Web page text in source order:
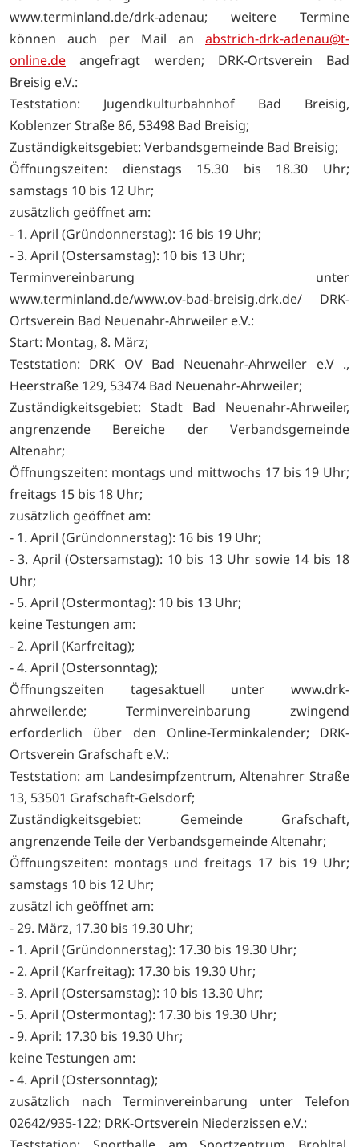
www.terminland.de/drk-adenau; weitere Termine
können auch per Mail an abstrich-drk-adenau@t-
online.de angefragt werden; DRK-Ortsverein Bad
Breisig e.V.:
Teststation: Jugendkulturbahnhof Bad Breisig,
Koblenzer Straße 86, 53498 Bad Breisig;
Zuständigkeitsgebiet: Verbandsgemeinde Bad Breisig;
Öffnungszeiten: dienstags 15.30 bis 18.30 Uhr;
samstags 10 bis 12 Uhr;
zusätzlich geöffnet am:
- 1. April (Gründonnerstag): 16 bis 19 Uhr;
- 3. April (Ostersamstag): 10 bis 13 Uhr;
Terminvereinbarung unter
www.terminland.de/www.ov-bad-breisig.drk.de/ DRK-
Ortsverein Bad Neuenahr-Ahrweiler e.V.:
Start: Montag, 8. März;
Teststation: DRK OV Bad Neuenahr-Ahrweiler e.V .,
Heerstraße 129, 53474 Bad Neuenahr-Ahrweiler;
Zuständigkeitsgebiet: Stadt Bad Neuenahr-Ahrweiler,
angrenzende Bereiche der Verbandsgemeinde
Altenahr;
Öffnungszeiten: montags und mittwochs 17 bis 19 Uhr;
freitags 15 bis 18 Uhr;
zusätzlich geöffnet am:
- 1. April (Gründonnerstag): 16 bis 19 Uhr;
- 3. April (Ostersamstag): 10 bis 13 Uhr sowie 14 bis 18
Uhr;
- 5. April (Ostermontag): 10 bis 13 Uhr;
keine Testungen am:
- 2. April (Karfreitag);
- 4. April (Ostersonntag);
Öffnungszeiten tagesaktuell unter www.drk-
ahrweiler.de; Terminvereinbarung zwingend
erforderlich über den Online-Terminkalender; DRK-
Ortsverein Grafschaft e.V.:
Teststation: am Landesimpfzentrum, Altenahrer Straße
13, 53501 Grafschaft-Gelsdorf;
Zuständigkeitsgebiet: Gemeinde Grafschaft,
angrenzende Teile der Verbandsgemeinde Altenahr;
Öffnungszeiten: montags und freitags 17 bis 19 Uhr;
samstags 10 bis 12 Uhr;
zusätzl ich geöffnet am:
- 29. März, 17.30 bis 19.30 Uhr;
- 1. April (Gründonnerstag): 17.30 bis 19.30 Uhr;
- 2. April (Karfreitag): 17.30 bis 19.30 Uhr;
- 3. April (Ostersamstag): 10 bis 13.30 Uhr;
- 5. April (Ostermontag): 17.30 bis 19.30 Uhr;
- 9. April: 17.30 bis 19.30 Uhr;
keine Testungen am:
- 4. April (Ostersonntag);
zusätzlich nach Terminvereinbarung unter Telefon
02642/935-122; DRK-Ortsverein Niederzissen e.V.: